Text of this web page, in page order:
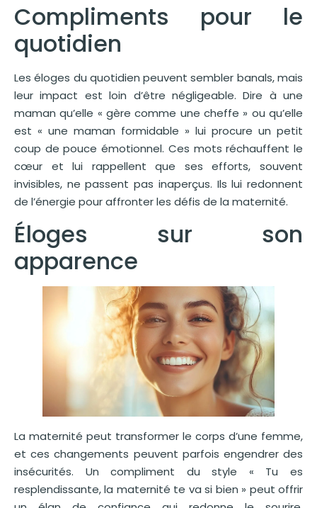
Compliments pour le
quotidien
Les éloges du quotidien peuvent sembler banals, mais
leur impact est loin d’être négligeable. Dire à une
maman qu’elle « gère comme une cheffe » ou qu’elle
est « une maman formidable » lui procure un petit
coup de pouce émotionnel. Ces mots réchauffent le
cœur et lui rappellent que ses efforts, souvent
invisibles, ne passent pas inaperçus. Ils lui redonnent
de l’énergie pour affronter les défis de la maternité.
Éloges sur son
apparence
La maternité peut transformer le corps d’une femme,
et ces changements peuvent parfois engendrer des
insécurités. Un compliment du style « Tu es
resplendissante, la maternité te va si bien » peut offrir